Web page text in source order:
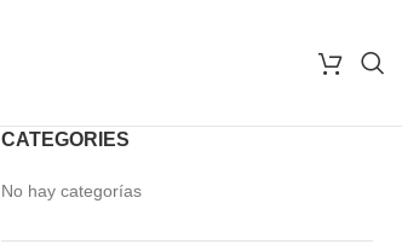
CATEGORIES
No hay categorías